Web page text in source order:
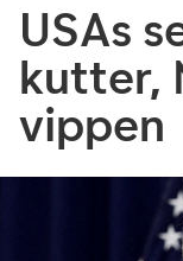
USAs
kutter,
vippen